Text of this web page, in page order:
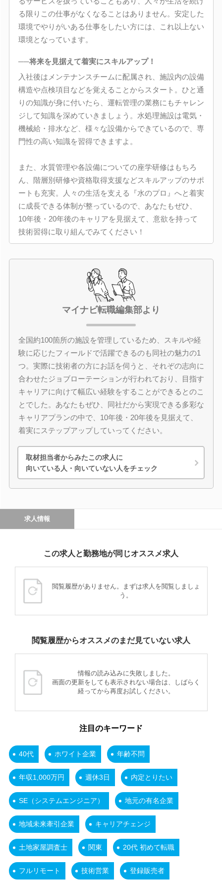
る限りこの仕事がなくなることはありません。安定した
環境でやりがいある仕事をしたい方には、これ以上ない
環境となっています。
──将来を見据えて着実にスキルアップ！
入社後はメンテナンスチームに配属され、施設内の設備
構造や点検項目などを覚えることからスタート。ひと通
りの知識が身に付いたら、運転管理の業務にもチャレン
ジして知識を深めていきましょう。水処理施設は電気・
機械給・排水など、様々な設備からできているので、専
門性の高い知識を習得できますよ。
また、水質管理や各設備についての座学研修はもちろ
ん、階層別研修や資格取得支援などスキルアップのサポ
ートも充実。人々の生活を支える『水のプロ』へと着実
に成長できる体制が整っているので、あなたもぜひ、
10年後・20年後のキャリアを見据えて、意欲を持って
技術習得に取り組んでみてください！
マイナビ転職編集部より
全国約100箇所の施設を管理しているため、スキルや経
験に応じたフィールドで活躍できるのも同社の魅力の1
つ。実際に技術者の方にお話を伺うと、それぞの志向に
合わせたジョブローテーションが行われており、目指す
キャリアに向けて幅広い経験をすることができるとのこ
とでした。あなたもぜひ、同社だから実現できる多彩な
キャリアプランの中で、10年後・20年後を見据えて、
着実にステップアップしていってください。
取材担当者からみたこの求人に
向いている人・向いていない人をチェック
求人情報
この求人と勤務地が同じオススメ求人
閲覧履歴がありません。まずは求人を閲覧しましょ
う。
閲覧履歴からオススメのまだ見ていない求人
情報の読み込みに失敗しました。
画面の更新をしても表示されない場合は、しばらく
経ってから再度お試しください。
注目のキーワード
40代 ホワイト企業 年齢不問
年収1,000万円 週休3日 内定とりたい
SE（システムエンジニア） 地元の有名企業
地域未来牽引企業 キャリアチェンジ
土地家屋調査士 関東 20代 初めて転職
フルリモート 技術営業 登録販売者